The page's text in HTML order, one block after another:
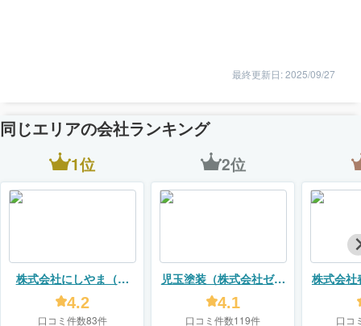
最終更新日: 2025/09/27
同じエリアの会社ランキング
1位
株式会社にしやま（リ
フォームスタジオ ニシヤ
マ）
4.2
口コミ件数83件
2位
児玉塗装（株式会社ゼロ
プラス）
4.1
口コミ件数119件
株式会社
口コ